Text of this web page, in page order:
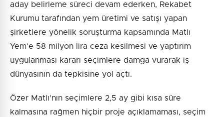
aday belirleme süreci devam ederken, Rekabet
Kurumu tarafından yem üretimi ve satışı yapan
şirketlere yönelik soruşturma kapsamında Matlı
Yem’e 58 milyon lira ceza kesilmesi ve yaptırım
uygulanması kararı seçimlere damga vurarak iş
dünyasının da tepkisine yol açtı.
Özer Matlı’nın seçimlere 2,5 ay gibi kısa süre
kalmasına rağmen hiçbir proje açıklamaması, seçim